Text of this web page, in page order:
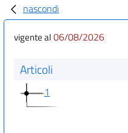
nascondi
vigente al06/08/2026
Articoli
1